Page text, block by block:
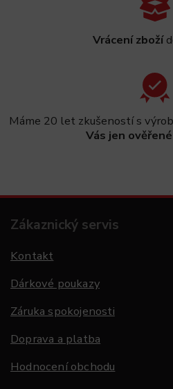
Vrácení zboží
Máme 20 let zkušeností s
Vás jen
Zákaznický servis
Kontakt
Dárkové poukazy
Záruka spokojenosti
Doprava a platba
Hodnocení obchodu